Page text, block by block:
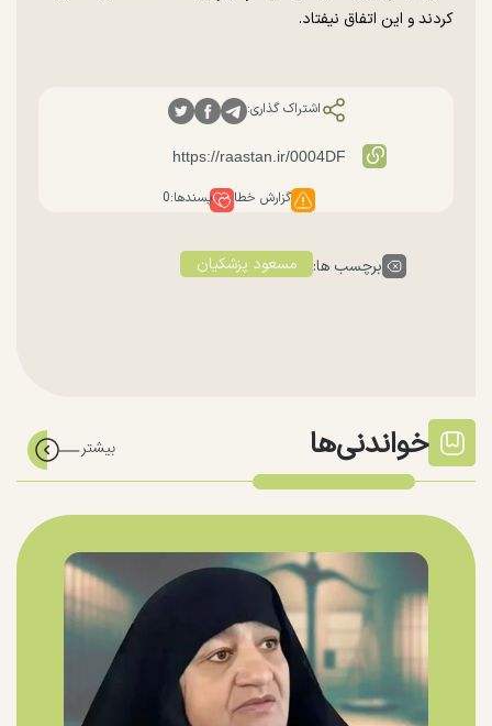
کردند و این اتفاق نیفتاد.
اشتراک گذاری:
گزارش خطا پسندها:0
برچسب ها: مسعود پزشکیان
خواندنی‌ها